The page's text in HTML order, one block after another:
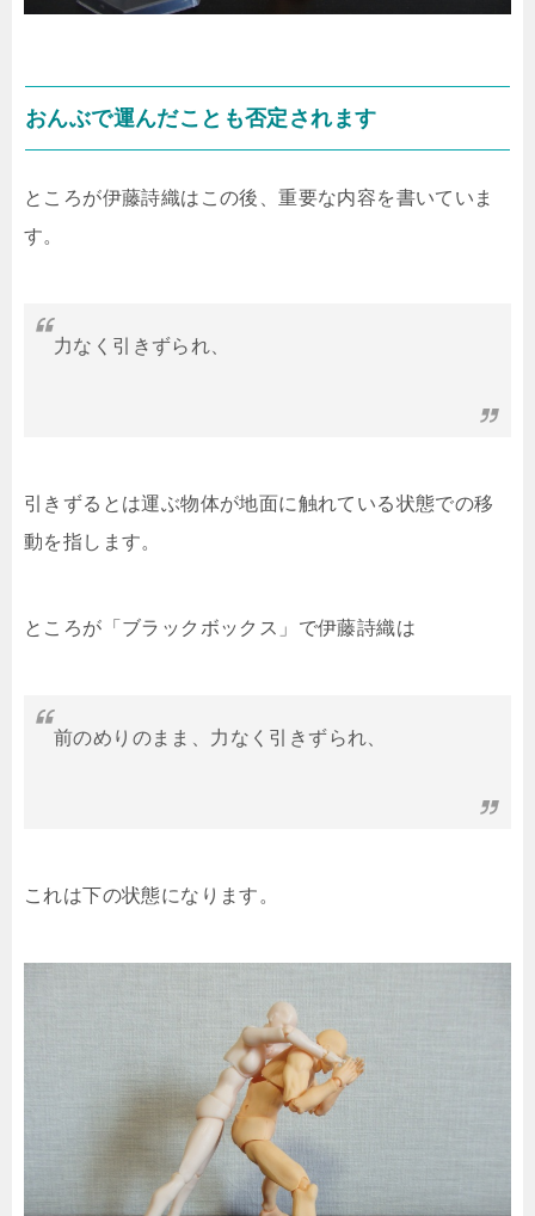
おんぶで運んだことも否定されます
ところが伊藤詩織はこの後、重要な内容を書いていま
す。
力なく引きずられ、
引きずるとは運ぶ物体が地面に触れている状態での移
動を指します。
ところが「ブラックボックス」で伊藤詩織は
前のめりのまま、力なく引きずられ、
これは下の状態になります。